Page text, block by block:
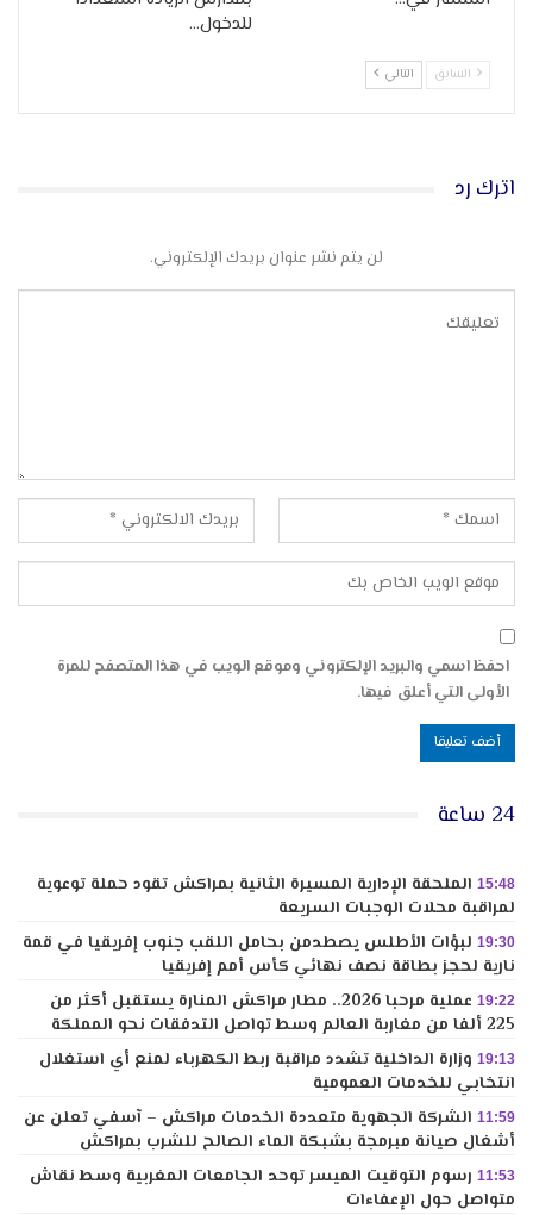
للدخول…
السابق التالي
اترك رد
لن يتم نشر عنوان بريدك الإلكتروني.
احفظ اسمي والبريد الإلكتروني وموقع الويب في هذا المتصفح للمرة
الأولى التي أعلق فيها.
24 ساعة
15:48 الملحقة الإدارية المسيرة الثانية بمراكش تقود حملة توعوية
لمراقبة محلات الوجبات السريعة
19:30 لبؤات الأطلس يصطدمن بحامل اللقب جنوب إفريقيا في قمة
نارية لحجز بطاقة نصف نهائي كأس أمم إفريقيا
19:22
عملية مرحبا 2026.. مطار مراكش المنارة يستقبل أكثر من
225 ألفا من مغاربة العالم وسط تواصل التدفقات نحو المملكة
19:13 وزارة الداخلية تشدد مراقبة ربط الكهرباء لمنع أي استغلال
انتخابي للخدمات العمومية
11:59 الشركة الجهوية متعددة الخدمات مراكش – آسفي تعلن عن
أشغال صيانة مبرمجة بشبكة الماء الصالح للشرب بمراكش
11:53 رسوم التوقيت الميسر توحد الجامعات المغربية وسط نقاش
متواصل حول الإعفاءات